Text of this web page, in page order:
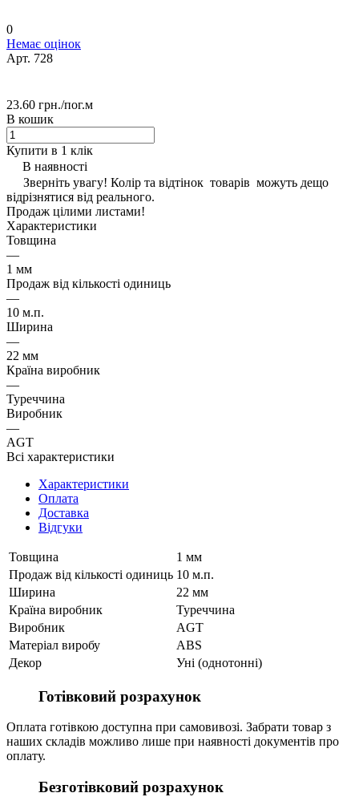
0
Немає оцінок
Арт. 728
23.60 грн./пог.м
В кошик
Купити в 1 клік
В наявності
Зверніть увагу! Колір та відтінок товарів можуть дещо
відрізнятися від реального.
Продаж цілими листами!
Характеристики
Товщина
—
1 мм
Продаж від кількості одиниць
—
10 м.п.
Ширина
—
22 мм
Країна виробник
—
Туреччина
Виробник
—
AGT
Всі характеристики
Характеристики
Оплата
Доставка
Відгуки
Товщина
1 мм
Продаж від кількості одиниць 10 м.п.
Ширина
22 мм
Країна виробник
Туреччина
Виробник
AGT
Матеріал виробу
ABS
Декор
Уні (однотонні)
Готівковий розрахунок
Оплата готівкою доступна при самовивозі. Забрати товар з
наших складів можливо лише при наявності документів про
оплату.
Безготівковий розрахунок